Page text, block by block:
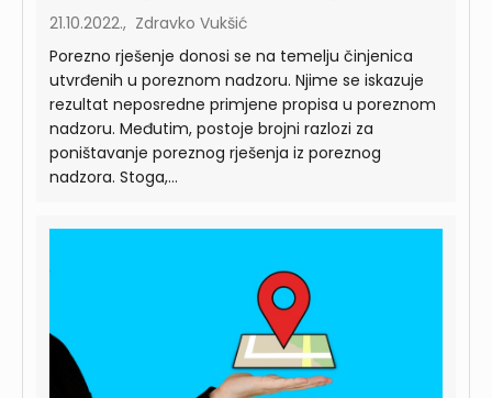
21.10.2022., Zdravko Vukšić
Porezno rješenje donosi se na temelju činjenica
utvrđenih u poreznom nadzoru. Njime se iskazuje
rezultat neposredne primjene propisa u poreznom
nadzoru. Međutim, postoje brojni razlozi za
poništavanje poreznog rješenja iz poreznog
nadzora. Stoga,...